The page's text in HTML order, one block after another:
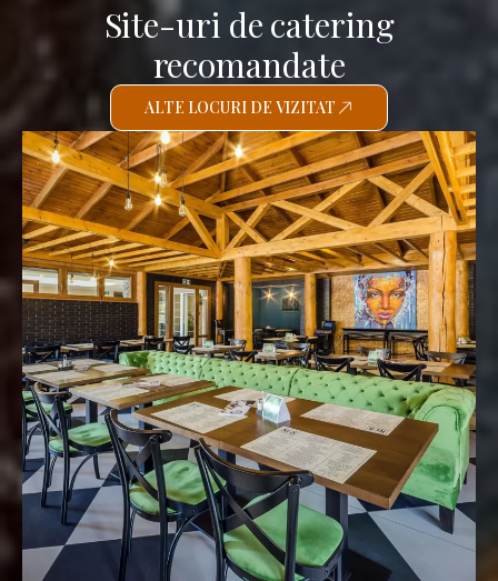
Site-uri de catering
recomandate
ALTE LOCURI DE VIZITAT